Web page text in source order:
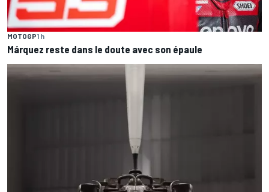
MOTOGP1 h
Márquez reste dans le doute avec son épaule